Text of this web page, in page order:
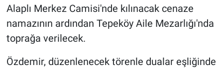
Alaplı Merkez Camisi'nde kılınacak cenaze
namazının ardından Tepeköy Aile Mezarlığı'nda
toprağa verilecek.
Özdemir, düzenlenecek törenle dualar eşliğinde